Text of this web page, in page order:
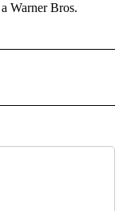
Warner Bros.
NOTIFICATIONS ABOUT